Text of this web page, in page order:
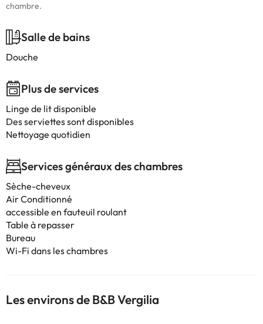
chambre.
Salle de bains
Douche
Plus de services
Linge de lit disponible
Des serviettes sont disponibles
Nettoyage quotidien
Services généraux des chambres
Sèche-cheveux
Air Conditionné
accessible en fauteuil roulant
Table à repasser
Bureau
Wi-Fi dans les chambres
Les environs de B&B Vergilia